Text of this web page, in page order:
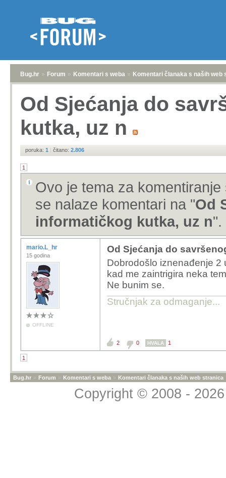
Bug.hr » Forum » Komentari s weba » Komentari članaka s naših web
Od Sjećanja do
kutka, uz n
poruka: 1 | čitano: 2.806
1
Ovo je tema za
se nalaze komentari na "Od
informatičkog kutka, uz n".
mario.L_hr
15 godina
OFFLINE
Od Sjećanja do
Dobrodošlo iznenađenje 2
kad me zaintrigira neka
Ne bunim se.
Stručnjak za odmaganje...
2 0 HVALA 1
1
Bug.hr » Forum » Komentari s weba » Komentari članaka s naših web stranica
Copyright © 2008 -